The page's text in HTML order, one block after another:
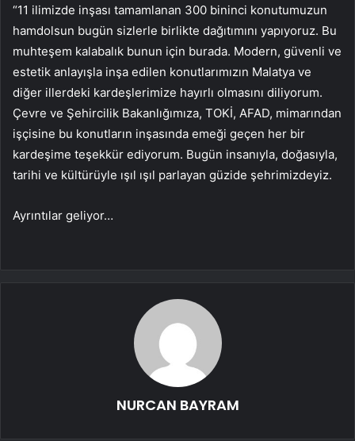
“11 ilimizde inşası tamamlanan 300 bininci konutumuzun
hamdolsun bugün sizlerle birlikte dağıtımını yapıyoruz. Bu
muhteşem kalabalık bunun için burada. Modern, güvenli ve
estetik anlayışla inşa edilen konutlarımızın Malatya ve
diğer illerdeki kardeşlerimize hayırlı olmasını diliyorum.
Çevre ve Şehircilik Bakanlığımıza, TOKİ, AFAD, mimarından
işçisine bu konutların inşasında emeği geçen her bir
kardeşime teşekkür ediyorum. Bugün insanıyla, doğasıyla,
tarihi ve kültürüyle ışıl ışıl parlayan güzide şehrimizdeyiz.
Ayrıntılar geliyor…
NURCAN BAYRAM